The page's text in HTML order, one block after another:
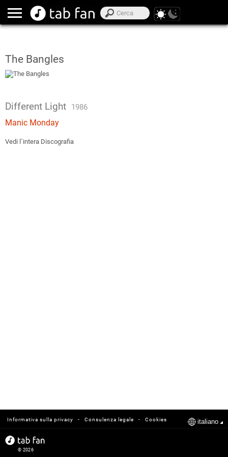
The Bangles
Different Light 1986
Manic Monday
Vedi l`intera Discografia
Cookies
-
Consulenza legale
-
Informativa sulla privacy italiano
© 2026